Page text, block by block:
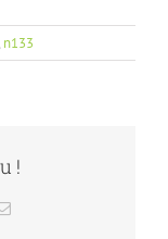
n133
!
Email